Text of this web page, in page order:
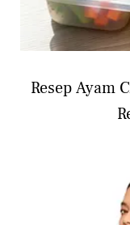
Resep Ayam